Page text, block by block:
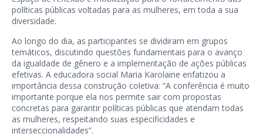
políticas públicas voltadas para as mulheres, em toda a sua
diversidade.
Ao longo do dia, as participantes se dividiram em grupos
temáticos, discutindo questões fundamentais para o avanço
da igualdade de gênero e a implementação de ações públicas
efetivas. A educadora social Maria Karolaine enfatizou a
importância dessa construção coletiva: “A conferência é muito
importante porque ela nos permite sair com propostas
concretas para garantir políticas públicas que atendam todas
as mulheres, respeitando suas especificidades e
interseccionalidades”.